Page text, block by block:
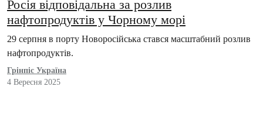
Росія відповідальна за розлив
нафтопродуктів у Чорному морі
29 серпня в порту Новоросійська стався масштабний розлив
нафтопродуктів.
Грінпіс Україна
4 Вересня 2025